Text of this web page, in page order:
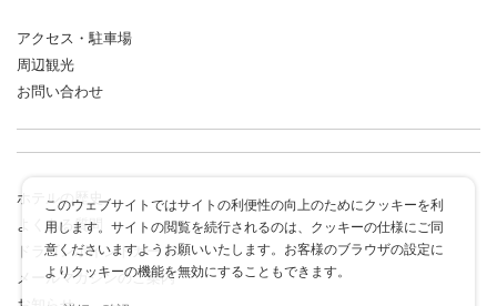
このウェブサイトではサイトの利便性の向上のためにクッキーを利
用します。サイトの閲覧を続行されるのは、クッキーの仕様にご同
意くださいますようお願いいたします。お客様のブラウザの設定に
よりクッキーの機能を無効にすることもできます。
アクセス・駐車場
周辺観光
お問い合わせ
ホテルの歴史
よくある質問
ドラゴンポイントカード
メールマガジンのご案内